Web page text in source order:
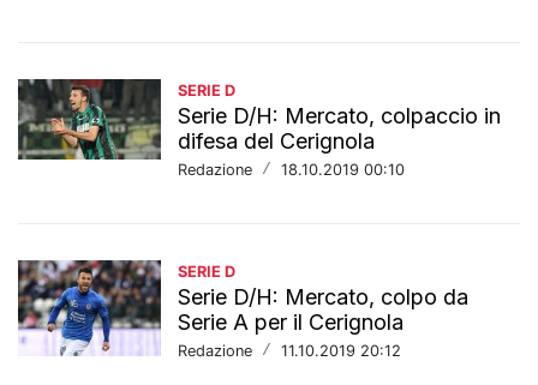
SERIE D
Serie D/H: Mercato, colpaccio in
difesa del Cerignola
Redazione / 18.10.2019 00:10
SERIE D
Serie D/H: Mercato, colpo da
Serie A per il Cerignola
Redazione / 11.10.2019 20:12